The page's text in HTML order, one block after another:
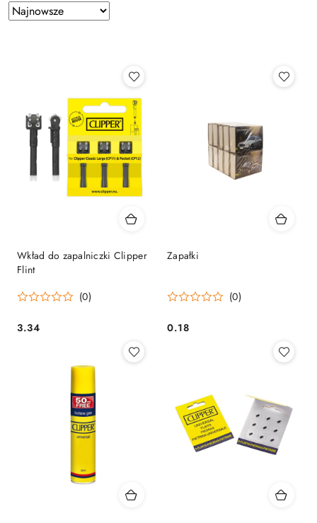
Zastosowano
sortowanie:
Sortuj
według
Wkład do zapalniczki Clipper
Flint
(0)
Cena:
3.34
Zapałki
(0)
Cena:
0.18